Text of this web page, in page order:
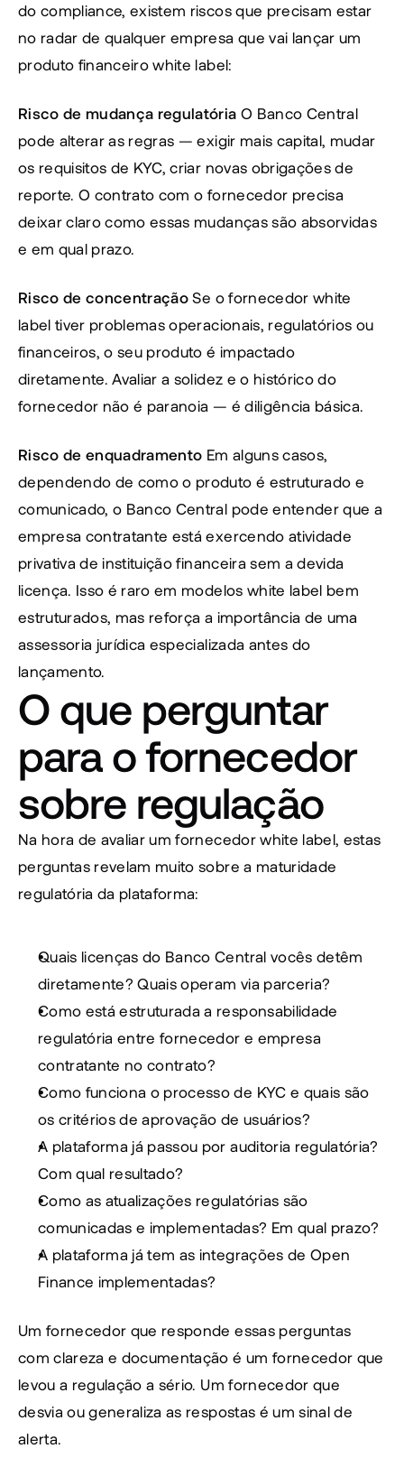
do compliance, existem riscos que precisam estar
no radar de qualquer empresa que vai lançar um
produto financeiro white label:
Risco de mudança regulatória O Banco Central
pode alterar as regras — exigir mais capital, mudar
os requisitos de KYC, criar novas obrigações de
reporte. O contrato com o fornecedor precisa
deixar claro como essas mudanças são absorvidas
e em qual prazo.
Risco de concentração Se o fornecedor white
label tiver problemas operacionais, regulatórios ou
financeiros, o seu produto é impactado
diretamente. Avaliar a solidez e o histórico do
fornecedor não é paranoia — é diligência básica.
Risco de enquadramento Em alguns casos,
dependendo de como o produto é estruturado e
comunicado, o Banco Central pode entender que a
empresa contratante está exercendo atividade
privativa de instituição financeira sem a devida
licença. Isso é raro em modelos white label bem
estruturados, mas reforça a importância de uma
assessoria jurídica especializada antes do
lançamento.
O que perguntar
para o fornecedor
sobre regulação
Na hora de avaliar um fornecedor white label, estas
perguntas revelam muito sobre a maturidade
regulatória da plataforma:
Quais licenças do Banco Central vocês detêm
diretamente? Quais operam via parceria?
Como está estruturada a responsabilidade
regulatória entre fornecedor e empresa
contratante no contrato?
Como funciona o processo de KYC e quais são
os critérios de aprovação de usuários?
A plataforma já passou por auditoria regulatória?
Com qual resultado?
Como as atualizações regulatórias são
comunicadas e implementadas? Em qual prazo?
A plataforma já tem as integrações de Open
Finance implementadas?
Um fornecedor que responde essas perguntas
com clareza e documentação é um fornecedor que
levou a regulação a sério. Um fornecedor que
desvia ou generaliza as respostas é um sinal de
alerta.